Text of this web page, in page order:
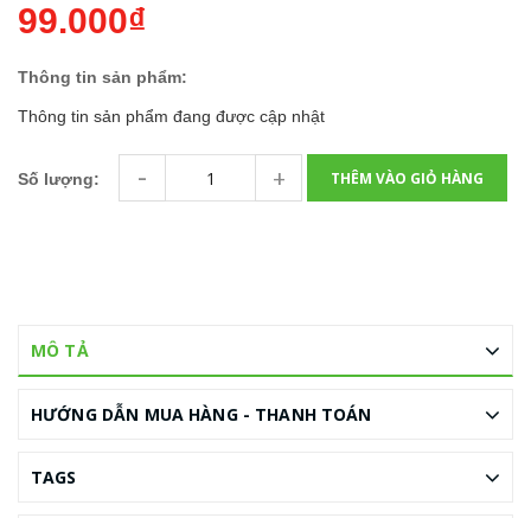
99.000₫
Thông tin sản phẩm:
Thông tin sản phẩm đang được cập nhật
Số lượng: - + THÊM VÀO GIỎ HÀNG
MÔ TẢ
HƯỚNG DẪN MUA HÀNG - THANH TOÁN
TAGS